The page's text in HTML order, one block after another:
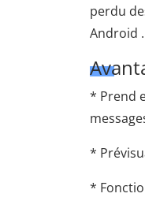
perdu
Android
* Prend
*
*